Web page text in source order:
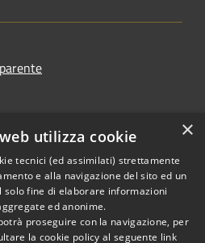
Copyright © 2026 • Comune di
×
utilizza cookie
tecnici (ed assimilati) strettamente
e alla navigazione del sito ed un
solo fine di elaborare informazioni
ed anonime.
proseguire con la navigazione, per
la cookie policy al seguente link